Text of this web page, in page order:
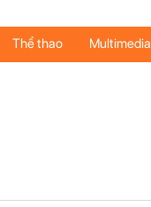
Thể thao Multimedia